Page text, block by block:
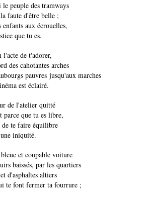
peuple des tramways
faute d'être belle ;
aux écrouelles,
que tu es.
de t'adorer,
des cahotantes arches
pauvres jusqu'aux marches
est éclairé.
de l'atelier quitté
que tu es libre,
te faire équilibre
iniquité.
et coupable voiture
baissés, par les quartiers
d'asphaltes altiers
te font fermer ta fourrure ;